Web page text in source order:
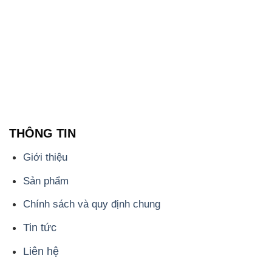
THÔNG TIN
Giới thiệu
Sản phẩm
Chính sách và quy định chung
Tin tức
Liên hệ